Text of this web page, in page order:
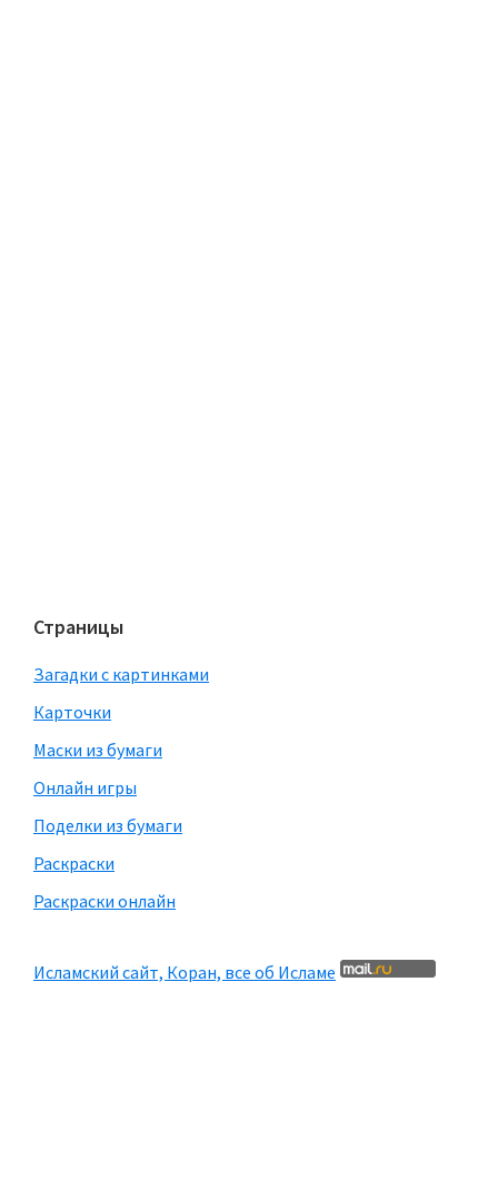
Страницы
Загадки с картинками
Карточки
Маски из бумаги
Онлайн игры
Поделки из бумаги
Раскраски
Раскраски онлайн
Исламский сайт, Коран, все об Исламе